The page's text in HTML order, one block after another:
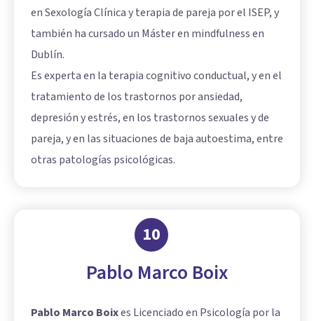
en Sexología Clínica y terapia de pareja por el ISEP, y
también ha cursado un Máster en mindfulness en
Dublín.
Es experta en la terapia cognitivo conductual, y en el
tratamiento de los trastornos por ansiedad,
depresión y estrés, en los trastornos sexuales y de
pareja, y en las situaciones de baja autoestima, entre
otras patologías psicológicas.
10
Pablo Marco Boix
Pablo Marco Boixes Licenciado en Psicología por la